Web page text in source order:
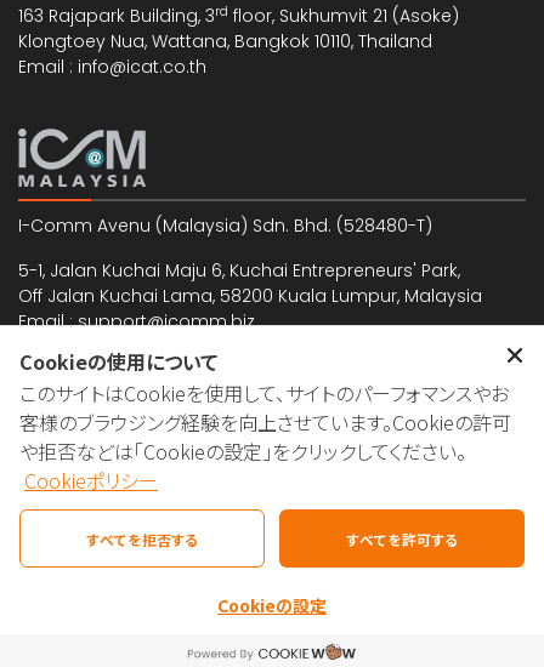
163 Rajapark Building, 3rd floor, Sukhumvit 21 (Asoke)
Klongtoey Nua, Wattana, Bangkok 10110, Thailand
Email : info@icat.co.th
I-Comm Avenu (Malaysia) Sdn. Bhd. (528480-T)
5-1, Jalan Kuchai Maju 6, Kuchai Entrepreneurs' Park,
Off Jalan Kuchai Lama, 58200 Kuala Lumpur, Malaysia
Email : support@icomm.biz
日本国内でのお問い合わせも承っております。
日本国内ご対応窓口：島村武孝
Tel. : 07039811899
Email : nori@icomm.biz
Copyright © 2025 I-Comm Avenu. All rights
reserved.
Cookieの使用について
このサイトはCookieを使用して、サイトのパーフォマンスやお
客様のブラウジング経験を向上させています。Cookieの許可
や拒否などは「Cookieの設定」をクリックしてください。
Cookieポリシー
すべてを拒否する すべてを許可する
Cookieの設定